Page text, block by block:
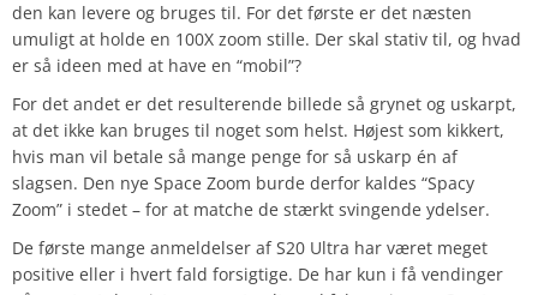
den kan levere og bruges til. For det første er det næsten
umuligt at holde en 100X zoom stille. Der skal stativ til, og hvad
er så ideen med at have en “mobil”?
For det andet er det resulterende billede så grynet og uskarpt,
at det ikke kan bruges til noget som helst. Højest som kikkert,
hvis man vil betale så mange penge for så uskarp én af
slagsen. Den nye Space Zoom burde derfor kaldes “Spacy
Zoom” i stedet – for at matche de stærkt svingende ydelser.
De første mange anmeldelser af S20 Ultra har været meget
positive eller i hvert fald forsigtige. De har kun i få vendinger